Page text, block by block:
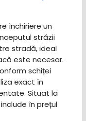
închiriere un
străzii
stradă, ideal
este necesar.
schiței
exact în
Situat la
în prețul